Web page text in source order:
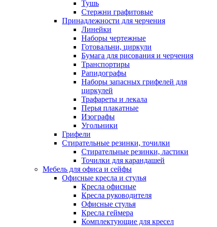
Тушь
Стержни графитовые
Принадлежности для черчения
Линейки
Наборы чертежные
Готовальни, циркули
Бумага для рисования и черчения
Транспортиры
Рапидографы
Наборы запасных грифелей для
циркулей
Трафареты и лекала
Перья плакатные
Изографы
Угольники
Грифели
Стирательные резинки, точилки
Стирательные резинки, ластики
Точилки для карандашей
Мебель для офиса и сейфы
Офисные кресла и стулья
Кресла офисные
Кресла руководителя
Офисные стулья
Кресла геймера
Комплектующие для кресел